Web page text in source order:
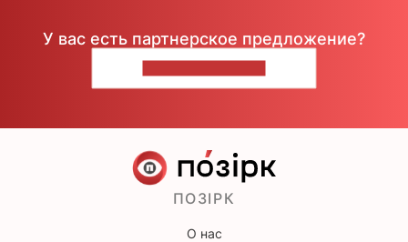
У вас есть партнерское предложение?
ПОЗІРК
О нас